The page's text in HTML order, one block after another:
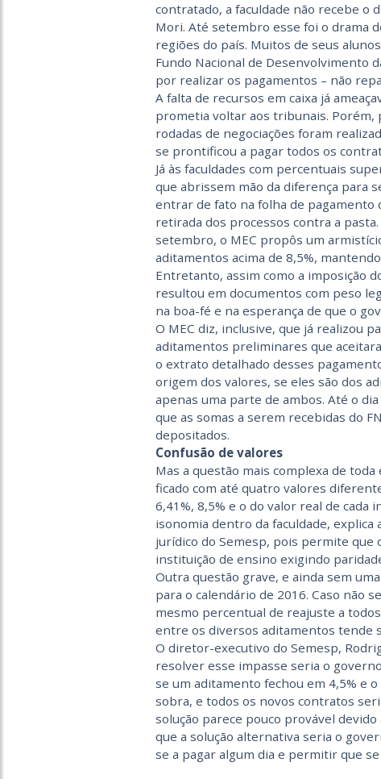
contratado, a faculdade não recebe o
Mori. Até setembro esse foi o drama
regiões do país. Muitos de seus
Fundo Nacional de Desenvolvimento
por realizar os pagamentos – não
A falta de recursos em caixa já
prometia voltar aos tribunais. Porém,
rodadas de negociações foram
se prontificou a pagar todos os
Já às faculdades com percentuais
que abrissem mão da diferença para
entrar de fato na folha de pagamento
retirada dos processos contra a
setembro, o MEC propôs um
aditamentos acima de 8,5%,
Entretanto, assim como a imposição
resultou em documentos com peso
na boa-fé e na esperança de que o
O MEC diz, inclusive, que já realizou
aditamentos preliminares que
o extrato detalhado desses
origem dos valores, se eles são dos
apenas uma parte de ambos. Até o
que as somas a serem recebidas do
depositados.
Confusão de valores
Mas a questão mais complexa de
ficado com até quatro valores
6,41%, 8,5% e o do valor real de
isonomia dentro da faculdade, explica
jurídico do Semesp, pois permite que
instituição de ensino exigindo
Outra questão grave, e ainda sem
para o calendário de 2016. Caso não
mesmo percentual de reajuste a
entre os diversos aditamentos tende
O diretor-executivo do Semesp,
resolver esse impasse seria o
se um aditamento fechou em 4,5% e
sobra, e todos os novos contratos
solução parece pouco provável
que a solução alternativa seria o
se a pagar algum dia e permitir que